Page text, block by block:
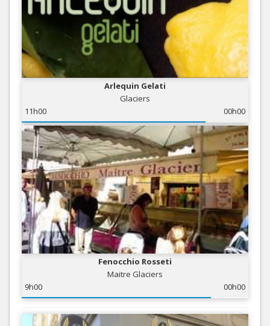
Arlequin Gelati
Glaciers
11h00
00h00
Fenocchio Rosseti
Maitre Glaciers
9h00
00h00